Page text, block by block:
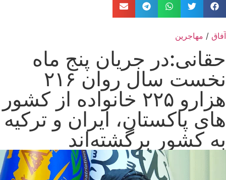
آفاق / مهاجرین
حقانی:در جریان پنج ماه
نخست سال روان ۲۱۶
هزارو ۲۲۵ خانواده از کشور
های پاکستان، ایران و ترکیه
به کشور برگشته‌اند